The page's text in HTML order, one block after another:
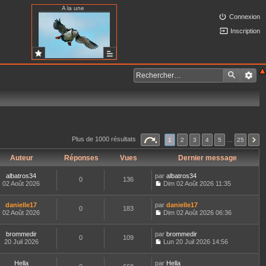
A la une
Connexion
Inscription
Plus de 1000 résultats 1 2 3 4 5 25
Auteur Réponses Vues Dernier message
albatros34
02 Août 2026
0 136 par albatros34
o
n
s
t
e
Dim 02 Août 2026 11:35
danielle17
02 Août 2026
0 183 par danielle17
o
n
s
Dim 02 Août 2026 06:36
brommedir
20 Juil 2026
0 109 par brommedir
o
n
Lun 20 Juil 2026 14:56
Hella
par Hella